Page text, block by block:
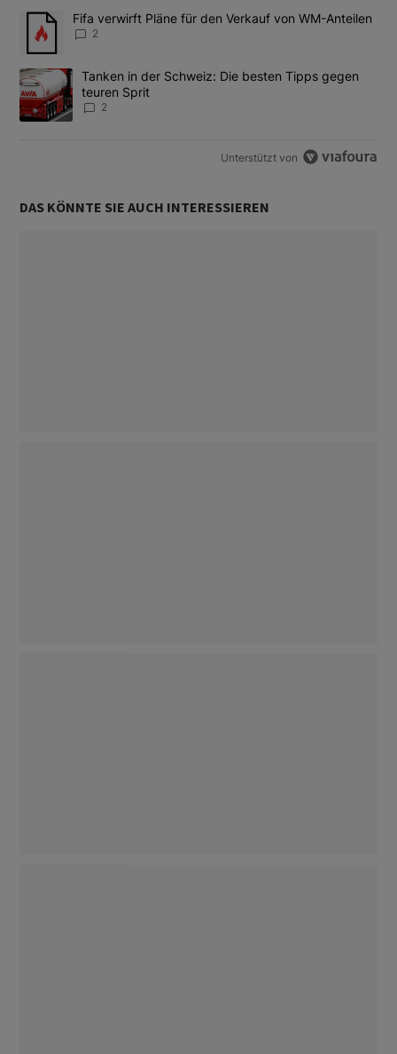
Das Folgende ist eine Liste der am meisten kommentierten
Ein Trendartikel mit dem Titel "Fifa verwirft Pläne für den
Fifa verwirft Pläne für den Verkauf von WM-Anteilen
2
Ein Trendartikel mit dem Titel "Tanken in der Schweiz: Die
Tanken in der Schweiz: Die besten Tipps gegen
teuren Sprit
2
Unterstützt von
DAS KÖNNTE SIE AUCH INTERESSIEREN